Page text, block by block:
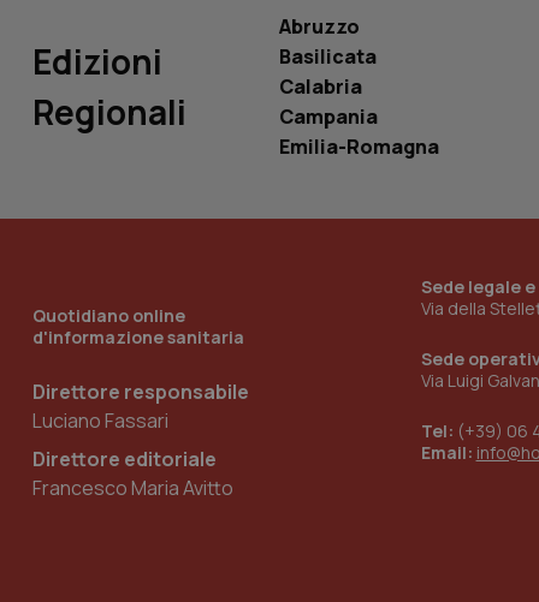
Edizioni
Regionali
Abruzzo
Basilicata
Calabria
Campania
Emilia-Romagna
Quotidiano online
d'informazione sanitaria
Direttore responsabile
Luciano Fassari
Direttore editoriale
Francesco Maria Avitto
Sede legale
Via della
Sede
Via Luigi
Tel: (+39) 06
Email:
_ga_KM60CM4NPH
_ga_0VMQEQKQ1N
VISITOR_INFO1_LIVE